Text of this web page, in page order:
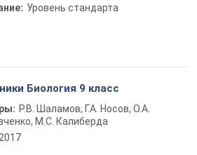
Уровень стандарта
Биология 9 класс
Р.В. Шаламов, Г.А. Носов, О.А.
М.С. Калиберда
2017